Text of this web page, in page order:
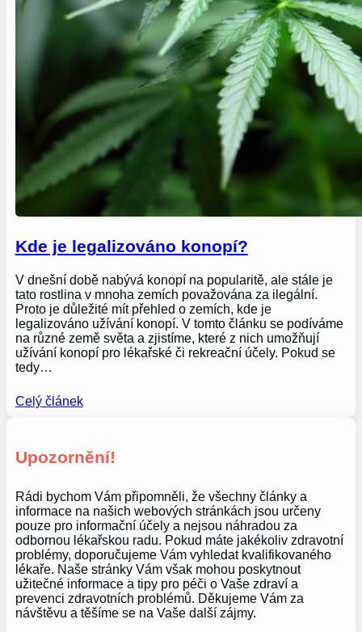
Kde je legalizováno konopí?
V dnešní době nabývá konopí na popularitě, ale stále je
tato rostlina v mnoha zemích považována za ilegální.
Proto je důležité mít přehled o zemích, kde je
legalizováno užívání konopí. V tomto článku se podíváme
na různé země světa a zjistíme, které z nich umožňují
užívání konopí pro lékařské či rekreační účely. Pokud se
tedy…
Celý článek
Upozornění!
Rádi bychom Vám připomněli, že všechny články a
informace na našich webových stránkách jsou určeny
pouze pro informační účely a nejsou náhradou za
odbornou lékařskou radu. Pokud máte jakékoliv zdravotní
problémy, doporučujeme Vám vyhledat kvalifikovaného
lékaře. Naše stránky Vám však mohou poskytnout
užitečné informace a tipy pro péči o Vaše zdraví a
prevenci zdravotních problémů. Děkujeme Vám za
návštěvu a těšíme se na Vaše další zájmy.